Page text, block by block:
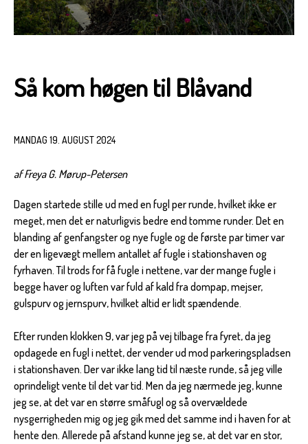
Så kom høgen til Blåvand
MANDAG 19. AUGUST 2024
af Freya G. Mørup-Petersen
Dagen startede stille ud med en fugl per runde, hvilket ikke er
meget, men det er naturligvis bedre end tomme runder. Det en
blanding af genfangster og nye fugle og de første par timer var
der en ligevægt mellem antallet af fugle i stationshaven og
fyrhaven. Til trods for få fugle i nettene, var der mange fugle i
begge haver og luften var fuld af kald fra dompap, mejser,
gulspurv og jernspurv, hvilket altid er lidt spændende.
Efter runden klokken 9, var jeg på vej tilbage fra fyret, da jeg
opdagede en fugl i nettet, der vender ud mod parkeringspladsen
i stationshaven. Der var ikke lang tid til næste runde, så jeg ville
oprindeligt vente til det var tid. Men da jeg nærmede jeg, kunne
jeg se, at det var en større småfugl og så overvældede
nysgerrigheden mig og jeg gik med det samme ind i haven for at
hente den. Allerede på afstand kunne jeg se, at det var en stor,